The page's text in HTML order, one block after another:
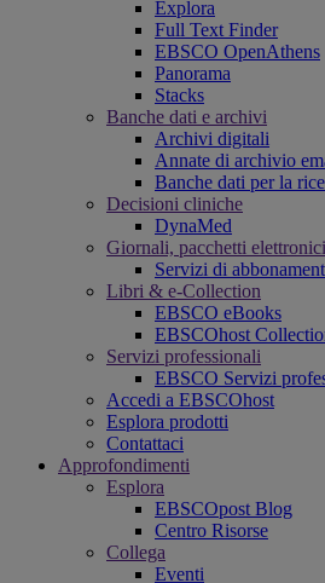
Explora
Full Text Finder
EBSCO OpenAthens
Panorama
Stacks
Banche dati e archivi
Archivi digitali
Annate di archivio
Banche dati per la
Decisioni cliniche
DynaMed
Giornali, pacchetti
Servizi di
Libri & e-Collection
EBSCO eBooks
EBSCOhost
Servizi professionali
EBSCO Servizi
Accedi a EBSCOhost
Esplora prodotti
Contattaci
Approfondimenti
Esplora
EBSCOpost Blog
Centro Risorse
Collega
Eventi